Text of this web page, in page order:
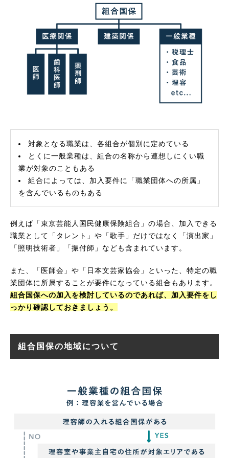
対象となる職業は、各組合が個別に定めている
とくに一般業種は、組合の名称から連想しにくい職
業が対象のこともある
組合によっては、加入要件に「職業団体への所属」
を含んでいるものもある
例えば「東京芸能人国民健康保険組合」の場合、加入できる
職業として「タレント」や「歌手」だけではなく「演出家」
「照明技術者」「振付師」なども含まれています。
また、「医師会」や「日本文芸家協会」といった、特定の職
業団体に所属することが要件になっている組合もあります。
組合国保への加入を検討しているのであれば、加入要件をし
っかり確認しておきましょう。
組合国保の地域について